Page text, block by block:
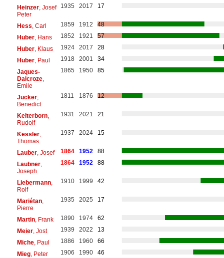
Heinzer, Josef
Peter
1935 2017 17
Hess , Carl 1859 1912
48
Huber, Hans 1852 1921
57
Huber, Klaus 1924 2017
28
Huber, Paul 1918 2001
34
Jaques-
Dalcroze,
Emile
1865 1950 85
Jucker,
Benedict
1811 1876 12
Kelterborn,
Rudolf
1931 2021 21
Kessler,
Thomas
1937 2024 15
Lauber, Josef 1864 1952
88
Laubner,
Joseph
1864 1952 88
Liebermann,
Rolf
1910 1999 42
Mariétan,
Pierre
1935 2025 17
Martin, Frank 1890 1974
62
Meier, Jost 1939 2022
13
Miche, Paul 1886 1960
66
Mieg, Peter 1906 1990
46